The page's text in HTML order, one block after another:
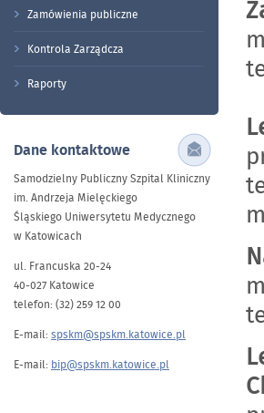
Zamówienia publiczne
Kontrola Zarządcza
Raporty
Dane kontaktowe
Samodzielny Publiczny Szpital Kliniczny
im. Andrzeja Mielęckiego
Śląskiego Uniwersytetu Medycznego
w Katowicach
ul. Francuska 20-24
40-027 Katowice
telefon: (32) 259 12 00
E-mail: spskm@spskm.katowice.pl
E-mail: bip@spskm.katowice.pl